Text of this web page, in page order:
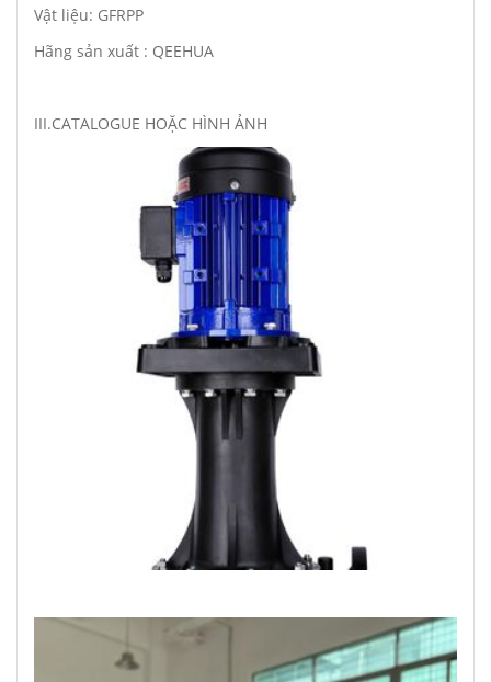
Vật liệu: GFRPP
Hãng sản xuất : QEEHUA
III.CATALOGUE HOẶC HÌNH ẢNH